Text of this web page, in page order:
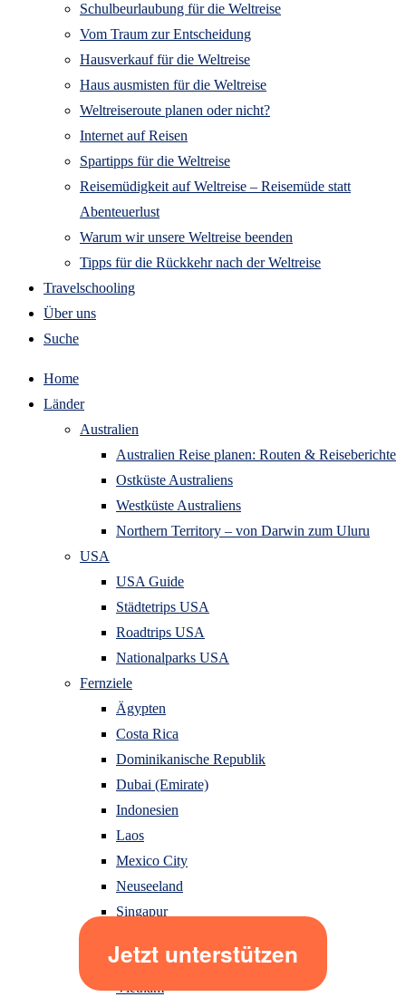
Schulbeurlaubung für die Weltreise
Vom Traum zur Entscheidung
Hausverkauf für die Weltreise
Haus ausmisten für die Weltreise
Weltreiseroute planen oder nicht?
Internet auf Reisen
Spartipps für die Weltreise
Reisemüdigkeit auf Weltreise – Reisemüde statt
Abenteuerlust
Warum wir unsere Weltreise beenden
Tipps für die Rückkehr nach der Weltreise
Travelschooling
Über uns
Suche
Home
Länder
Australien
Australien Reise planen: Routen & Reiseberichte
Ostküste Australiens
Westküste Australiens
Northern Territory – von Darwin zum Uluru
USA
USA Guide
Städtetrips USA
Roadtrips USA
Nationalparks USA
Fernziele
Ägypten
Costa Rica
Dominikanische Republik
Dubai (Emirate)
Indonesien
Laos
Mexico City
Neuseeland
Singapur
Thailand
Vietnam